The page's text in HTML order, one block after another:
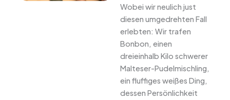
Wobei wir neulich just
diesen umgedrehten Fall
erlebten: Wir trafen
Bonbon, einen
dreieinhalb Kilo schwerer
Malteser-Pudelmischling,
ein fluffiges weißes Ding,
dessen Persönlichkeit